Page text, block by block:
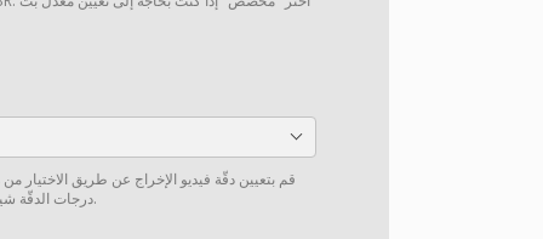
قم بتعيين دقّة فيديو الإخراج عن طريق الاختيار
درجات الدقّة شيوعاً أو إدخال دقّة مخصّصة يدوياً.